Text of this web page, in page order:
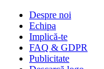
Despre noi
Echipa
Implică-te
FAQ & GDPR
Publicitate